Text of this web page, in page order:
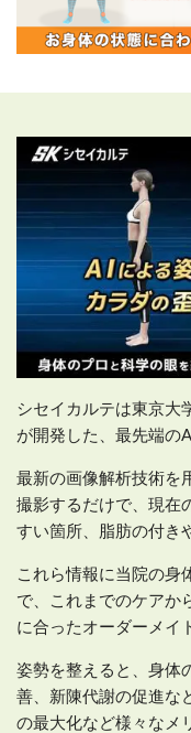
シセイカルテは東京大
が開発した、最先端の
最新の画像解析技術を
撮影するだけで、現在
すい箇所、脂肪の付き
これら情報に当院の身
で、これまでのケアか
に合ったオーダーメイ
姿勢を整えると、身体
善、新陳代謝の促進な
の最大化など様々なメ